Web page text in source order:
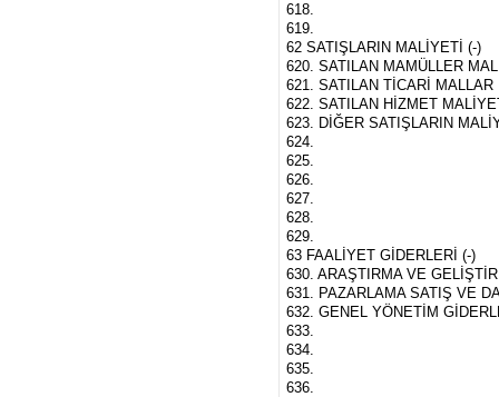
618.
619.
62 SATIŞLARIN MALİYETİ (-)
620. SATILAN MAMÜLLER
621. SATILAN TİCARİ
622. SATILAN HİZMET
623. DİĞER SATIŞLARIN
624.
625.
626.
627.
628.
629.
63 FAALİYET GİDERLERİ (-)
630. ARAŞTIRMA VE
631. PAZARLAMA SATIŞ VE
632. GENEL YÖNETİM
633.
634.
635.
636.